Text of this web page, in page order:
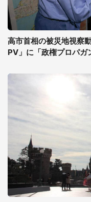
高市首相の被災地視察
PV」に「政権プロパガ